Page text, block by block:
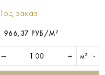
заказ
966,37 РУБ/М²
м²